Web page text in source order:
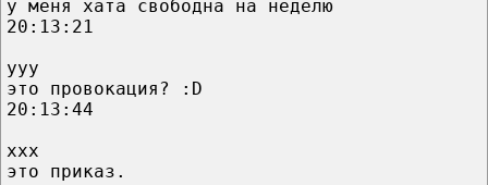
у меня хата свободна на неделю
20:13:21
yyy
это провокация? :D
20:13:44
xxx
это приказ.